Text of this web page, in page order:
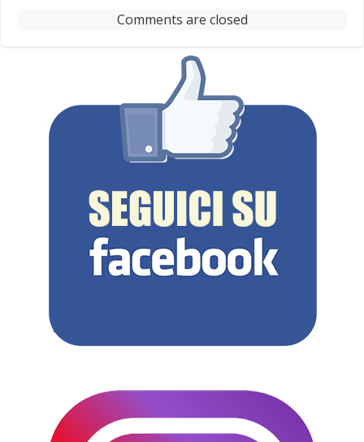
Comments are closed